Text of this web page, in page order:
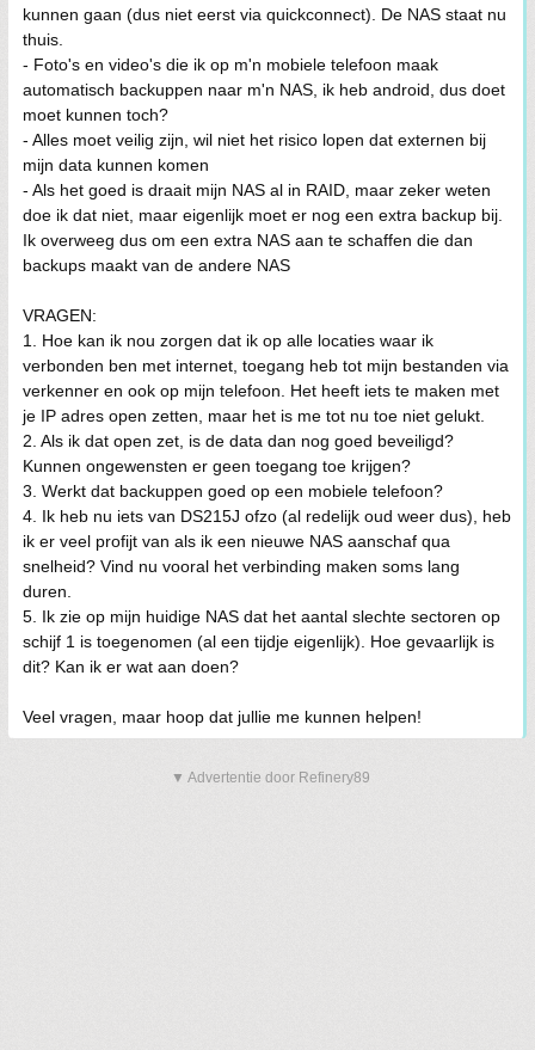
kunnen gaan (dus niet eerst via quickconnect). De NAS staat nu
thuis.
- Foto's en video's die ik op m'n mobiele telefoon maak
automatisch backuppen naar m'n NAS, ik heb android, dus doet
moet kunnen toch?
- Alles moet veilig zijn, wil niet het risico lopen dat externen bij
mijn data kunnen komen
- Als het goed is draait mijn NAS al in RAID, maar zeker weten
doe ik dat niet, maar eigenlijk moet er nog een extra backup bij.
Ik overweeg dus om een extra NAS aan te schaffen die dan
backups maakt van de andere NAS
VRAGEN:
1. Hoe kan ik nou zorgen dat ik op alle locaties waar ik
verbonden ben met internet, toegang heb tot mijn bestanden via
verkenner en ook op mijn telefoon. Het heeft iets te maken met
je IP adres open zetten, maar het is me tot nu toe niet gelukt.
2. Als ik dat open zet, is de data dan nog goed beveiligd?
Kunnen ongewensten er geen toegang toe krijgen?
3. Werkt dat backuppen goed op een mobiele telefoon?
4. Ik heb nu iets van DS215J ofzo (al redelijk oud weer dus), heb
ik er veel profijt van als ik een nieuwe NAS aanschaf qua
snelheid? Vind nu vooral het verbinding maken soms lang
duren.
5. Ik zie op mijn huidige NAS dat het aantal slechte sectoren op
schijf 1 is toegenomen (al een tijdje eigenlijk). Hoe gevaarlijk is
dit? Kan ik er wat aan doen?
Veel vragen, maar hoop dat jullie me kunnen helpen!
▼ Advertentie door Refinery89